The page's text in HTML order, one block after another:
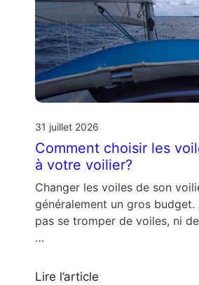
31 juillet 2026
Comment choisir les
à votre voilier?
Changer les voiles de son
généralement un gros
pas se tromper de voiles, ni
…
Lire l’article